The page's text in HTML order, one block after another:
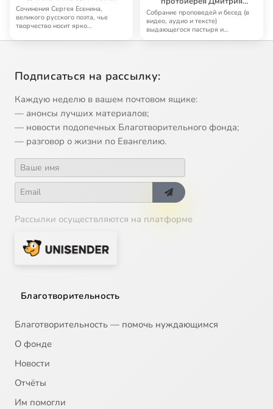
Сочинения Сергея Есенина,
великого русского поэта, чье
творчество носит ярко
Смирнова
Собрание проповедей и бесед (в
видео, аудио и тексте)
выдающегося пастыря и
Подписаться на рассылку:
Каждую неделю в вашем почтовом ящике:
— анонсы лучших материалов;
— новости подопечных Благотворительного фонда;
— разговор о жизни по Евангелию.
Рассылки осуществляются на платформе
Благотворительность
Благотворительность — помочь нуждающимся
О фонде
Новости
Отчёты
Им помогли